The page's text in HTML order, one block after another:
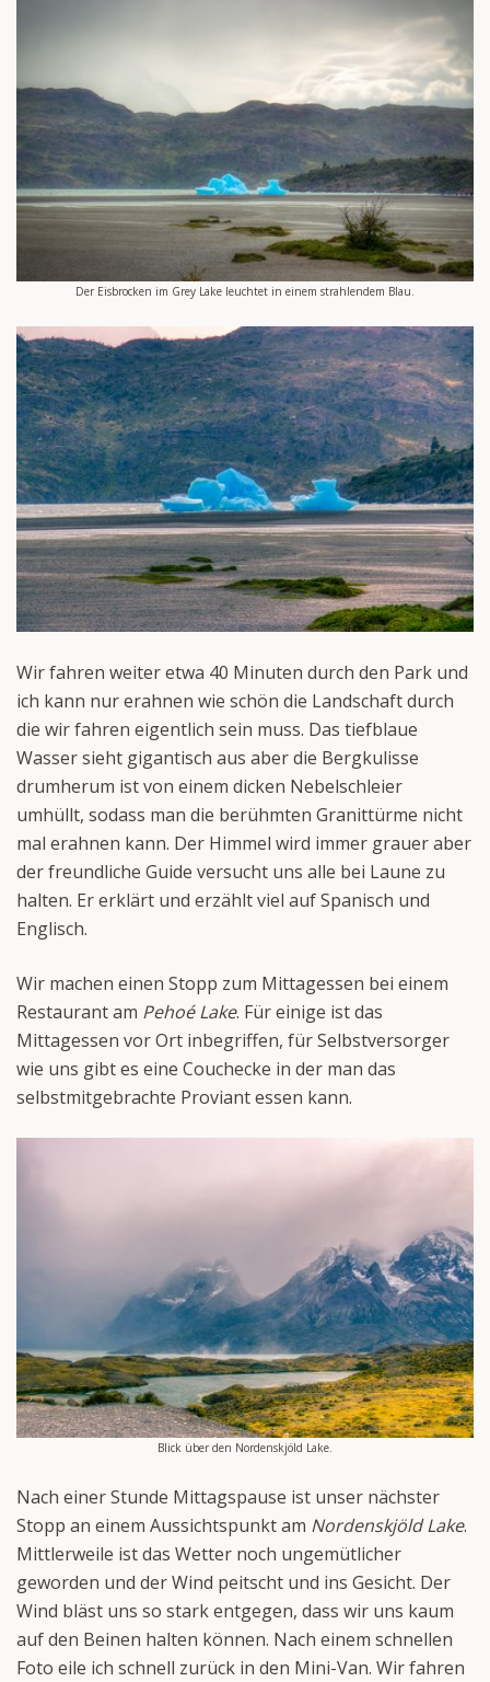
Der Eisbrocken im Grey Lake leuchtet in einem strahlendem Blau.
Wir fahren weiter etwa 40 Minuten durch den Park und
ich kann nur erahnen wie schön die Landschaft durch
die wir fahren eigentlich sein muss. Das tiefblaue
Wasser sieht gigantisch aus aber die Bergkulisse
drumherum ist von einem dicken Nebelschleier
umhüllt, sodass man die berühmten Granittürme nicht
mal erahnen kann. Der Himmel wird immer grauer aber
der freundliche Guide versucht uns alle bei Laune zu
halten. Er erklärt und erzählt viel auf Spanisch und
Englisch.
Wir machen einen Stopp zum Mittagessen bei einem
Restaurant am Pehoé Lake. Für einige ist das
Mittagessen vor Ort inbegriffen, für Selbstversorger
wie uns gibt es eine Couchecke in der man das
selbstmitgebrachte Proviant essen kann.
Blick über den Nordenskjöld Lake.
Nach einer Stunde Mittagspause ist unser nächster
Stopp an einem Aussichtspunkt am Nordenskjöld Lake.
Mittlerweile ist das Wetter noch ungemütlicher
geworden und der Wind peitscht und ins Gesicht. Der
Wind bläst uns so stark entgegen, dass wir uns kaum
auf den Beinen halten können. Nach einem schnellen
Foto eile ich schnell zurück in den Mini-Van. Wir fahren